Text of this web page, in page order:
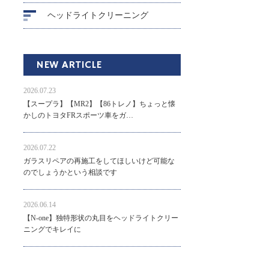
ヘッドライトクリーニング
NEW ARTICLE
2026.07.23
【スープラ】【MR2】【86トレノ】ちょっと懐
かしのトヨタFRスポーツ車をガ…
2026.07.22
ガラスリペアの再施工をしてほしいけど可能な
のでしょうかという相談です
2026.06.14
【N-one】独特形状の丸目をヘッドライトクリー
ニングでキレイに